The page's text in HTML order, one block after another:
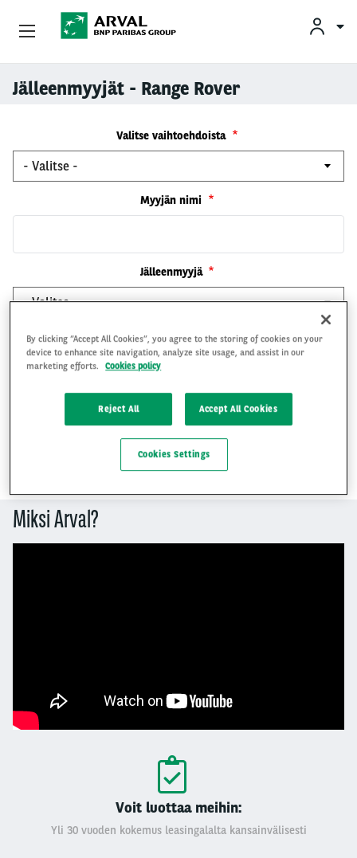
Skip to main content
Jälleenmyyjät - Range Rover
Valitse vaihtoehdoista
Myyjän nimi
Jälleenmyyjä
Myyjän puhelinnumero
Myyjän sähköposti
Miksi Arval?
Voit luottaa meihin:
Yli 30 vuoden kokemus leasingalalta kansainvälisesti
Yksityisleasing
Arval Yrityksenä
By clicking “Accept All Cookies”, you agree to the storing of cookies on your
device to enhance site navigation, analyze site usage, and assist in our
marketing efforts.
Cookies policy
Reject All Accept All Cookies
Cookies Settings